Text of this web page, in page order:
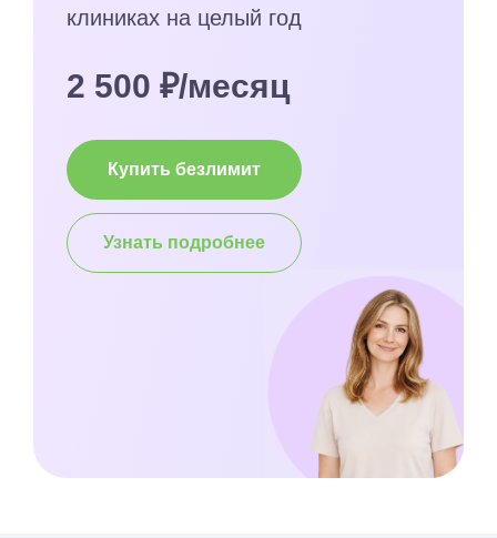
клиниках на целый год
2 500 ₽/месяц
Купить безлимит
Узнать подробнее